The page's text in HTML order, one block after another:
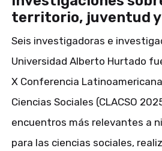
territorio, juventud y
Seis investigadoras e
Universidad Alberto Hurtado
X Conferencia
Ciencias Sociales (CLACSO
encuentros más relevantes a
para las ciencias sociales,